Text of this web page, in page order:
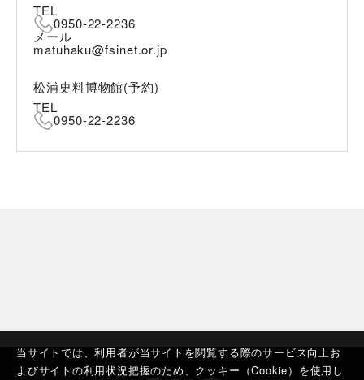
当サイトでは、利用者が当サイトを閲覧する際のサービス向上お
よびサイトの利用状況把握のため、クッキー（Cookie）を使用し
TEL
0950-22-2236
メール
matuhaku@fsinet.or.jp
松浦史料博物館(予約)
TEL
0950-22-2236